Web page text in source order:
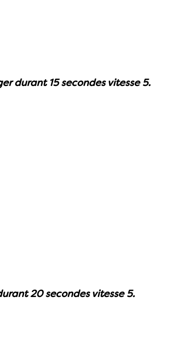
durant 15 secondes vitesse 5.
20 secondes vitesse 5.